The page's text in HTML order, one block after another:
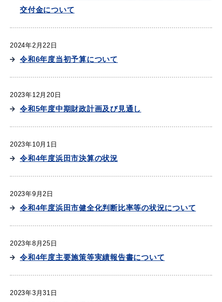
移住・出会い応援（はまだ暮らし）
交付金について
2024年2月22日
令和6年度当初予算について
2023年12月20日
令和5年度中期財政計画及び見通し
2023年10月1日
令和4年度浜田市決算の状況
2023年9月2日
令和4年度浜田市健全化判断比率等の状況について
2023年8月25日
令和4年度主要施策等実績報告書について
2023年3月31日